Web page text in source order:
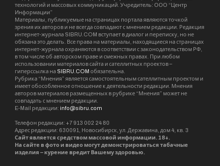
на окружающую среду, — поясняет
Александр Николаенко,
заместитель директора по
инновационной деятельности
ИХТТМ СО РАН.
ИХТТМ СО РАН надеется, что найдутся
предприниматели, готовые освоить
производство инновационного материала для
масок, и их будут выпускать уже не в штучных,